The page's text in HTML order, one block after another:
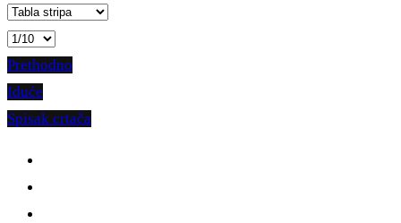
Prethodno
Iduće
Spisak crtača